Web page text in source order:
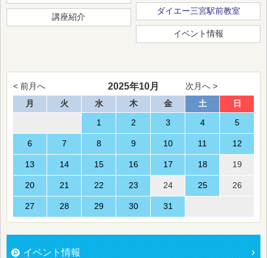
講座紹介
ダイエー三宮駅前教室
イベント情報
< 前月へ 2025年10月
次月へ >
月
火 水 木 金 土 日
1 2 3 4 5
6 7 8 9 10 11 12
13 14 15 16 17 18 19
20 21 22 23 24 25 26
27 28 29 30 31
イベント情報